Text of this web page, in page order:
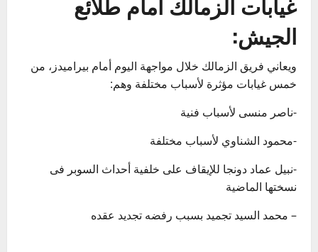
الجيش:
ويعاني فريق الزمالك خلال مواجهة اليوم أمام بيراميدز، من
خمس غيابات مؤثرة لأسباب مختلفة وهم:
-ناصر منسى لأسباب فنية
-محمود الشناوي لأسباب مختلفة
-نبيل عماد دونجا للإيقاف على خلفية أحداث السوبر فى
نسختها الماضية
– محمد السيد تجميد بسبب رفضه تجديد عقده